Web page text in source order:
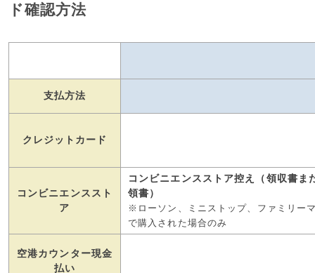
ド確認方法
支払方法
クレジットカード
コンビニエンススト
ア
コンビニエンスストア控え（領収書ま
領書）
※ローソン、ミニストップ、ファミリー
で購入された場合のみ
空港カウンター現金
払い